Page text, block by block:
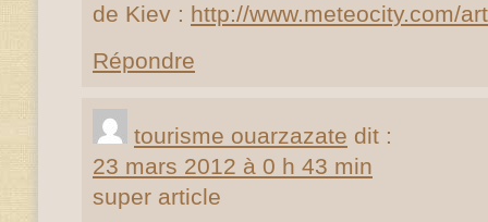
de Kiev : http://www.meteocity.com/
Répondre
tourisme ouarzazate dit :
23 mars 2012 à 0 h 43 min
super article